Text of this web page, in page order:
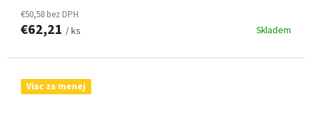
Skladem
€50,58 bez DPH
€62,21 / ks
Viac za menej